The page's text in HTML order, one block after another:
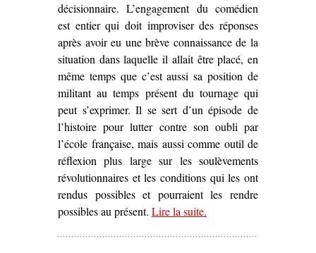
décisionnaire. L’engagement du comédien
est entier qui doit improviser des réponses
après avoir eu une brève connaissance de la
situation dans laquelle il allait être placé, en
même temps que c’est aussi sa position de
militant au temps présent du tournage qui
peut s’exprimer. Il se sert d’un épisode de
l’histoire pour lutter contre son oubli par
l’école française, mais aussi comme outil de
réflexion plus large sur les soulèvements
révolutionnaires et les conditions qui les ont
rendus possibles et pourraient les rendre
possibles au présent. Lire la suite– ‘Quand le cinéma
.